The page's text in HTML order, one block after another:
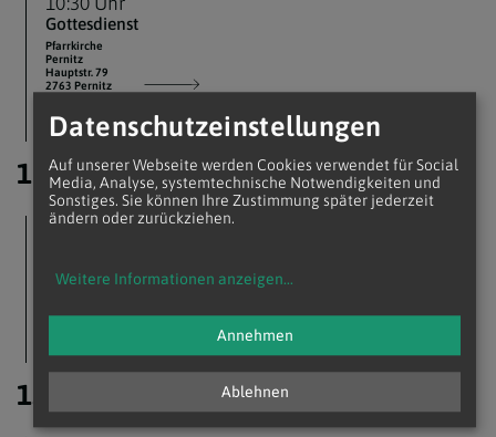
Gottesdienst
Pfarrkirche
Pernitz
Hauptstr. 79
2763 Pernitz
11.August 2026
08:15 Uhr
Pernitz
13.
Datenschutzeinstellungen
Auf unserer Webseite werden Cookies verwendet für Social
Media, Analyse, systemtechnische Notwendigkeiten und
Sonstiges. Sie können Ihre Zustimmung später jederzeit
ändern oder zurückziehen.
Weitere Informationen anzeigen...
Ablehnen
Annehmen